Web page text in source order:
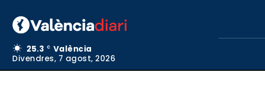
25.3 C
València
Divendres, 7 agost, 2026